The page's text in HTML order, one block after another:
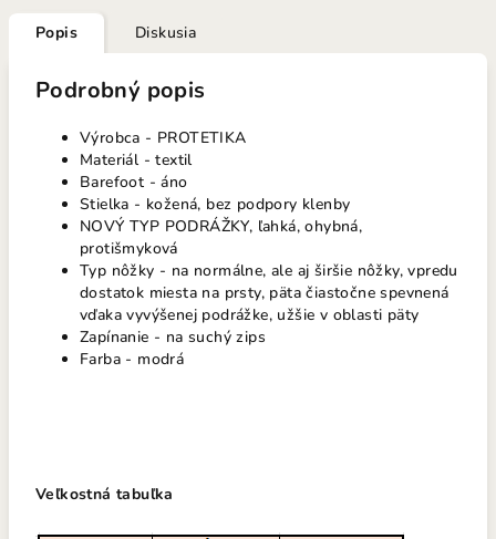
Popis Diskusia
Podrobný popis
Výrobca - PROTETIKA
Materiál - textil
Barefoot - áno
Stielka - kožená, bez podpory klenby
NOVÝ TYP PODRÁŽKY, ľahká, ohybná,
protišmyková
Typ nôžky - na normálne, ale aj širšie nôžky, vpredu
dostatok miesta na prsty, päta čiastočne spevnená
vďaka vyvýšenej podrážke, užšie v oblasti päty
Zapínanie - na suchý zips
Farba - modrá
Veľkostná tabuľka